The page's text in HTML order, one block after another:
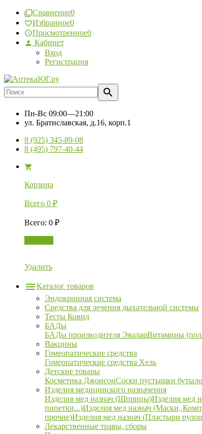
Сравнение0
Избранное0
Просмотренное0
Кабинет
Вход
Регистрация
Пн-Вс 09:00—21:00
ул. Братиславская, д.16, корп.1
8 (925) 345-89-08
8 (495) 797-40-44
Корзина
Всего 0 ₽
Всего: 0 ₽
Удалить
Каталог товаров
Эндокринная система
Средства для лечения дыхательной системы
Тесты Ковид
БАДы
БАДы производителя ЭваларВитамины
Вакцины
Гомеопатические средства
Гомеопатические средства Хель
Детские товары
Косметика ДжонсонСоски пустышки
Изделия медицинского назначения
Изделия мед назнач (Шприцы)Изделия мед
пипетки...)Изделия мед назнач (Маски,
прочие)Изделия мед назнач (Пластыри
Лекарственные травы, сборы